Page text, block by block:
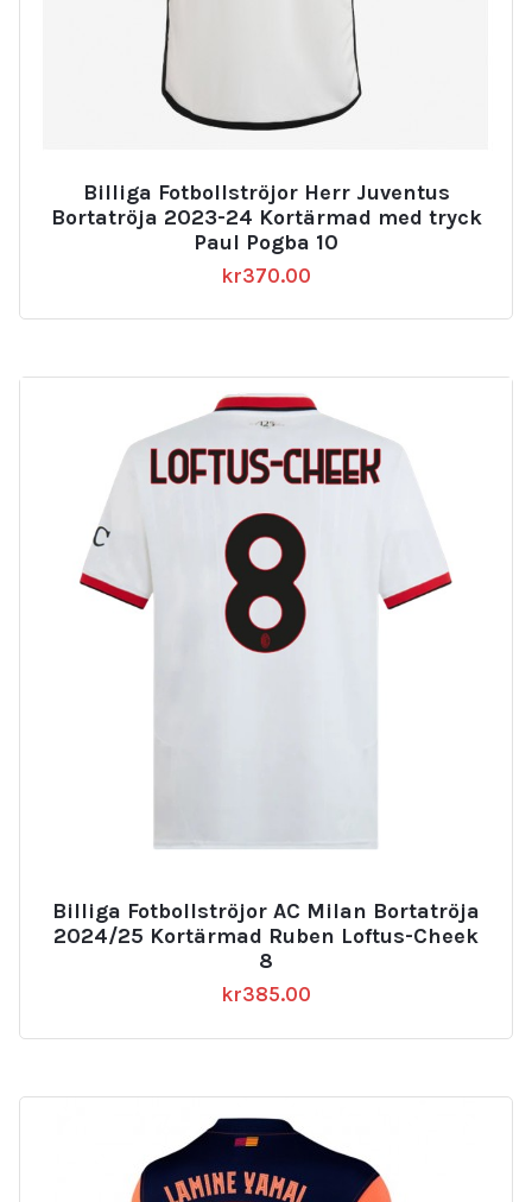
Billiga Fotbollströjor Herr Juventus
Bortatröja 2023-24 Kortärmad med tryck
Paul Pogba 10
kr370.00
Billiga Fotbollströjor AC Milan Bortatröja
2024/25 Kortärmad Ruben Loftus-Cheek
8
kr385.00